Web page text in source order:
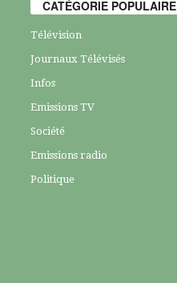
CATÉGORIE POPULAIRE
Télévision
Journaux Télévisés
Infos
Emissions TV
Société
Emissions radio
Politique